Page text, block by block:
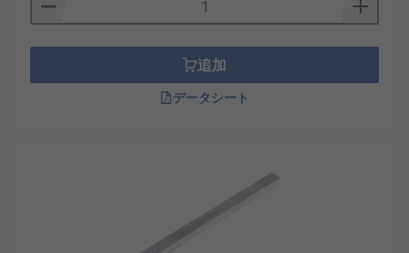
追加
データシート